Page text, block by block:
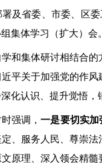
及省委、市委、区
集体学习（扩大）会
和集体研讨相结合
平关于加强党的作
化认识、提升觉悟，
强调，一是要切实加
、服务人民、尊崇
原理、深入领会精